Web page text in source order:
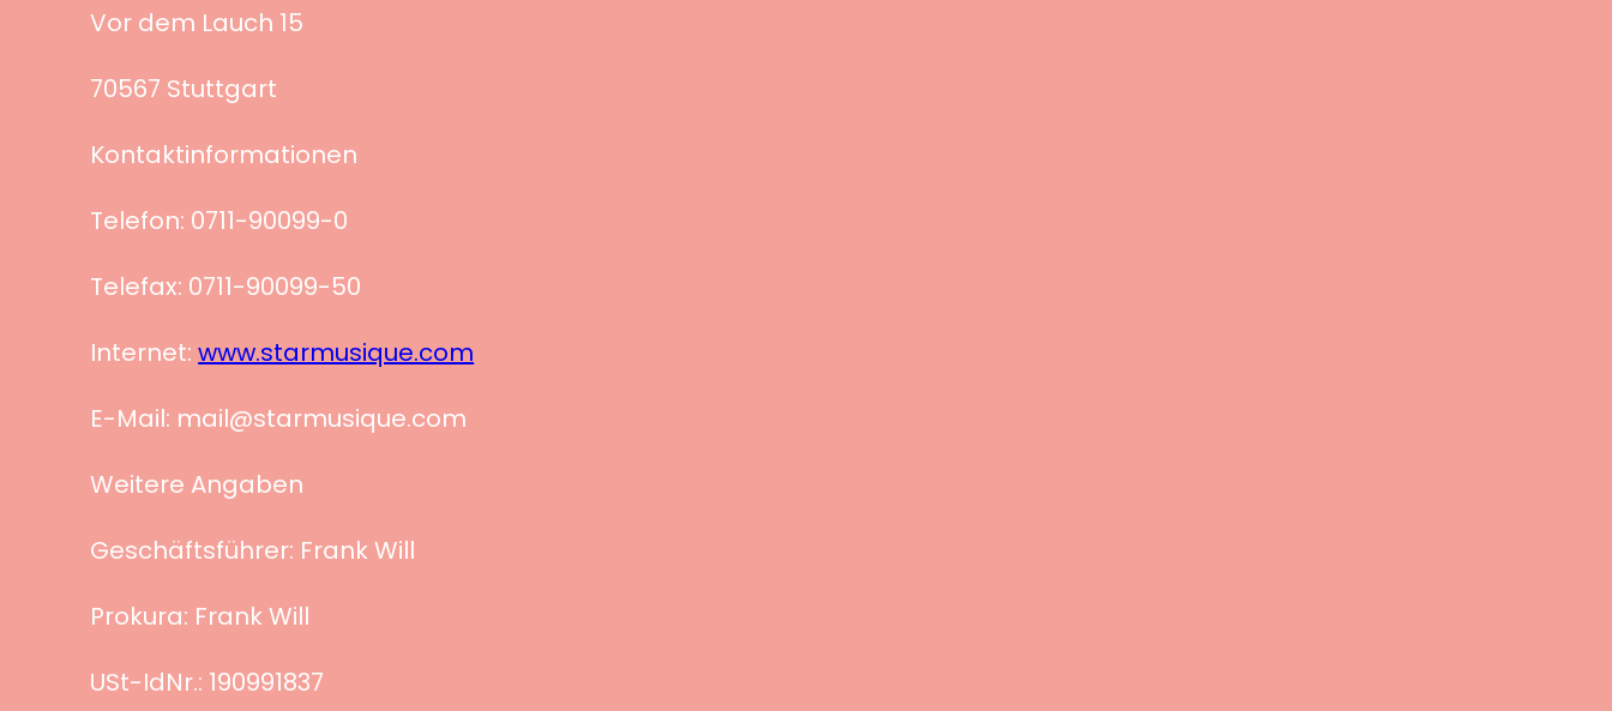
Vor dem Lauch 15
70567 Stuttgart
Kontaktinformationen
Telefon: 0711-90099-0
Telefax: 0711-90099-50
Internet:www.starmusique.com
E-Mail: mail@starmusique.com
Weitere Angaben
Geschäftsführer: Frank Will
Prokura: Frank Will
USt-IdNr.: 190991837